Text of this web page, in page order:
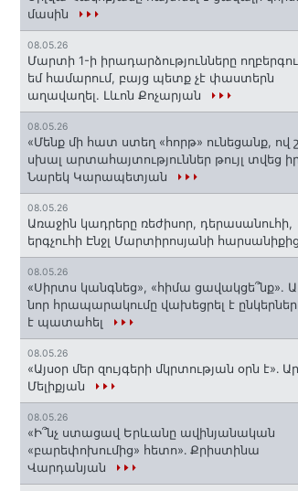
մասին
08.05.26
Մարտի 1-ի իրադարձությունները
եմ համարում, բայց պետք չէ փաստերն
աղավաղել. Լևոն Քոչարյան
08.05.26
«Մենք մի հատ ստեղ «հորթ» ունեցանք, ով
սխալ արտահայտություններ թույլ տվեց
Նարեկ Կարապետյան
08.05.26
Առաջին կադրերը ռեժիսոր, դերասանուհի,
երգչուհի Էնջլ Մարտիրոսյանի հարսանիքից
08.05.26
«Սիրտս կանգնեց», «հիմա ցավակցե՞նք».
նոր հրապարակումը վախեցրել է
է պատահել
08.05.26
«Այսօր մեր զույգերի մկրտության օրն է»․
Մելիքյան
08.05.26
«Ի՞նչ ստացավ Երևանը ավինյանական
«բարեփոխումից» հետո»․ Քրիստինա
Վարդանյան